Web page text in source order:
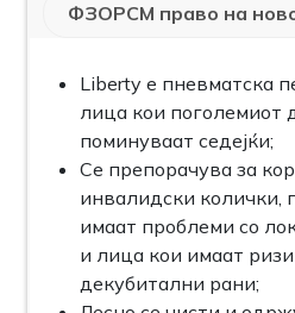
ФЗОРСМ право на
Liberty е пневматска
лица кои поголемиот
поминуваат седејќи;
Се препорачува за
инвалидски колички,
имаат проблеми со
и лица кои имаат
декубитални рани;